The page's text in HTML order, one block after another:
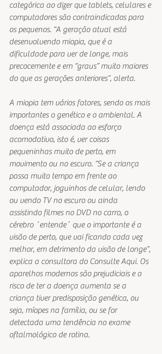
categórica ao dizer que tablets, celulares e
computadores são contraindicados para
os pequenos. “A geração atual está
desenvolvendo miopia, que é a
dificuldade para ver de longe, mais
precocemente e em “graus” muito maiores
do que as gerações anteriores”, alerta.
A miopia tem vários fatores, sendo os mais
importantes o genético e o ambiental. A
doença está associada ao esforço
acomodativo, isto é, ver coisas
pequeninhas muito de perto, em
movimento ou no escuro. “Se a criança
passa muito tempo em frente ao
computador, joguinhos de celular, lendo
ou vendo TV no escuro ou ainda
assistindo filmes no DVD no carro, o
cérebro ´entende´ que o importante é a
visão de perto, que vai ficando cada vez
melhor, em detrimento da visão de longe”,
explica a consultora do Consulte Aqui. Os
aparelhos modernos são prejudiciais e o
risco de ter a doença aumenta se a
criança tiver predisposição genética, ou
seja, míopes na família, ou se for
detectada uma tendência no exame
oftalmológico de rotina.